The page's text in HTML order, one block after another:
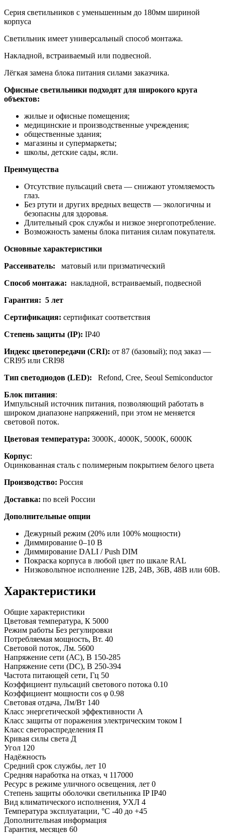
Серия светильников с уменьшенным до 180мм шириной
корпуса
Светильник имеет универсальный способ монтажа.
Накладной, встраиваемый или подвесной.
Лёгкая замена блока питания силами заказчика.
Офисные светильники подходят для широкого круга
объектов:
жилые и офисные помещения;
медицинские и производственные учреждения;
общественные здания;
магазины и супермаркеты;
школы, детские сады, ясли.
Преимущества
Отсутствие пульсаций света — снижают утомляемость
глаз.
Без ртути и других вредных веществ — экологичны и
безопасны для здоровья.
Длительный срок службы и низкое энергопотребление.
Возможность замены блока питания силам покупателя.
Основные характеристики
Рассеиватель:
матовый или призматический
Способ монтажа: накладной, встраиваемый, подвесной
Гарантия: 5 лет
Сертификация: сертификат соответствия
Степень защиты (IP): IP40
Индекс цветопередачи (CRI): от 87 (базовый); под заказ —
CRI95 или CRI98
Тип светодиодов (LED): Refond, Cree, Seoul Semiconductor
Блок питания:
Импульсный источник питания, позволяющий работать в
широком диапазоне напряжений, при этом не меняется
световой поток.
Цветовая температура: 3000K, 4000K, 5000K, 6000K
Корпус:
Оцинкованная сталь с полимерным покрытием белого цвета
Производство: Россия
Доставка: по всей России
Дополнительные опции
Дежурный режим (20% или 100% мощности)
Диммирование 0–10 В
Диммирование DALI / Push DIM
Покраска корпуса в любой цвет по шкале RAL
Низковольтное исполнение 12В, 24В, 36В, 48В или 60В.
Характеристики
Общие характеристики
Цветовая температура, К 5000
Режим работы Без регулировки
Потребляемая мощность, Вт. 40
Световой поток, Лм. 5600
Напряжение сети (АС), В 150-285
Напряжение сети (DC), В 250-394
Частота питающей сети, Гц 50
Коэффициент пульсаций светового потока 0.10
Коэффициент мощности cos φ 0.98
Световая отдача, Лм/Вт 140
Класс энергетической эффективности A
Класс защиты от поражения электрическим током I
Класс светораспределения П
Кривая силы света Д
Угол 120
Надёжность
Средний срок службы, лет 10
Средняя наработка на отказ, ч 117000
Ресурс в режиме уличного освещения, лет 0
Степень защиты оболочки светильника IP IP40
Вид климатического исполнения, УХЛ 4
Температура эксплуатации, °С -40 до +45
Дополнительная информация
Гарантия, месяцев 60